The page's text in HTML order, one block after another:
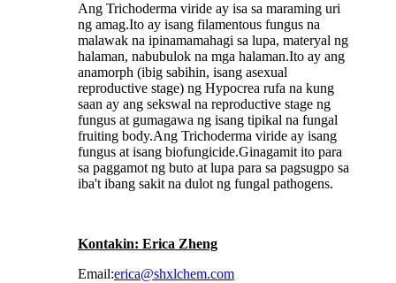
Ang Trichoderma viride ay isa sa maraming uri
ng amag.Ito ay isang filamentous fungus na
malawak na ipinamamahagi sa lupa, materyal ng
halaman, nabubulok na mga halaman.Ito ay ang
anamorph (ibig sabihin, isang asexual
reproductive stage) ng Hypocrea rufa na kung
saan ay ang sekswal na reproductive stage ng
fungus at gumagawa ng isang tipikal na fungal
fruiting body.Ang Trichoderma viride ay isang
fungus at isang biofungicide.Ginagamit ito para
sa paggamot ng buto at lupa para sa pagsugpo sa
iba't ibang sakit na dulot ng fungal pathogens.
Kontakin: Erica Zheng
Email:erica@shxlchem.com